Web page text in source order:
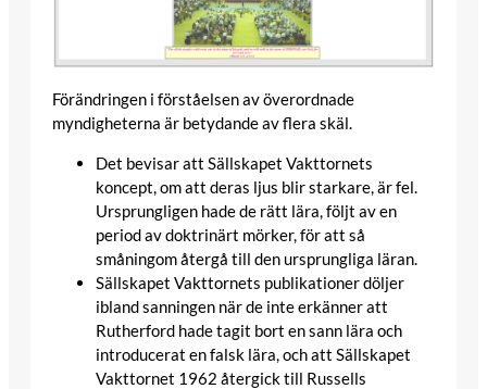
Förändringen i förståelsen av överordnade
myndigheterna är betydande av flera skäl.
Det bevisar att Sällskapet Vakttornets
koncept, om att deras ljus blir starkare, är fel.
Ursprungligen hade de rätt lära, följt av en
period av doktrinärt mörker, för att så
småningom återgå till den ursprungliga läran.
Sällskapet Vakttornets publikationer döljer
ibland sanningen när de inte erkänner att
Rutherford hade tagit bort en sann lära och
introducerat en falsk lära, och att Sällskapet
Vakttornet 1962 återgick till Russells